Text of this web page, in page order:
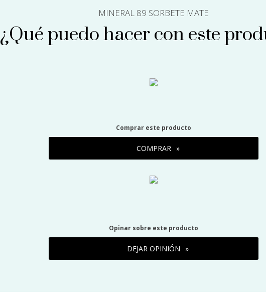
MINERAL 89 SORBETE MATE
¿Qué puedo hacer con este
Comprar este producto
COMPRAR
Opinar sobre este producto
DEJAR OPINIÓN